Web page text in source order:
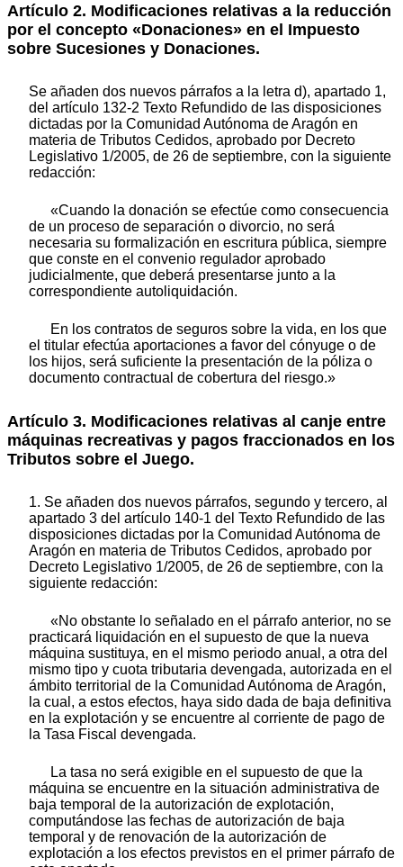
Artículo 2. Modificaciones relativas a la reducción
por el concepto «Donaciones» en el Impuesto
sobre Sucesiones y Donaciones.
Se añaden dos nuevos párrafos a la letra d), apartado 1,
del artículo 132-2 Texto Refundido de las disposiciones
dictadas por la Comunidad Autónoma de Aragón en
materia de Tributos Cedidos, aprobado por Decreto
Legislativo 1/2005, de 26 de septiembre, con la siguiente
redacción:
«Cuando la donación se efectúe como consecuencia
de un proceso de separación o divorcio, no será
necesaria su formalización en escritura pública, siempre
que conste en el convenio regulador aprobado
judicialmente, que deberá presentarse junto a la
correspondiente autoliquidación.
En los contratos de seguros sobre la vida, en los que
el titular efectúa aportaciones a favor del cónyuge o de
los hijos, será suficiente la presentación de la póliza o
documento contractual de cobertura del riesgo.»
Artículo 3. Modificaciones relativas al canje entre
máquinas recreativas y pagos fraccionados en los
Tributos sobre el Juego.
1. Se añaden dos nuevos párrafos, segundo y tercero, al
apartado 3 del artículo 140-1 del Texto Refundido de las
disposiciones dictadas por la Comunidad Autónoma de
Aragón en materia de Tributos Cedidos, aprobado por
Decreto Legislativo 1/2005, de 26 de septiembre, con la
siguiente redacción:
«No obstante lo señalado en el párrafo anterior, no se
practicará liquidación en el supuesto de que la nueva
máquina sustituya, en el mismo periodo anual, a otra del
mismo tipo y cuota tributaria devengada, autorizada en el
ámbito territorial de la Comunidad Autónoma de Aragón,
la cual, a estos efectos, haya sido dada de baja definitiva
en la explotación y se encuentre al corriente de pago de
la Tasa Fiscal devengada.
La tasa no será exigible en el supuesto de que la
máquina se encuentre en la situación administrativa de
baja temporal de la autorización de explotación,
computándose las fechas de autorización de baja
temporal y de renovación de la autorización de
explotación a los efectos previstos en el primer párrafo de